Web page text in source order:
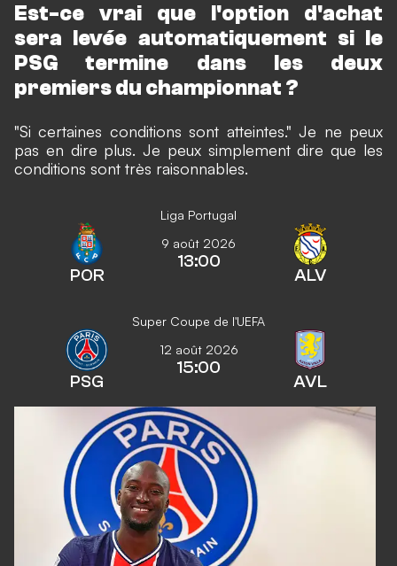
Est-ce vrai que l'option d'achat
sera levée automatiquement si le
PSG termine dans les deux
premiers du championnat ?
"Si certaines conditions sont atteintes." Je ne peux
pas en dire plus. Je peux simplement dire que les
conditions sont très raisonnables.
Liga Portugal
POR
9 août 2026
13:00
ALV
Super Coupe de l'UEFA
PSG
12 août 2026
15:00
AVL